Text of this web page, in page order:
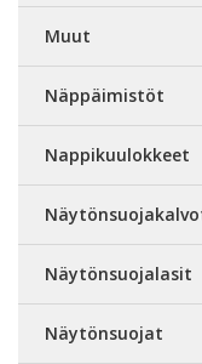
Muut
Näppäimistöt
Nappikuulokkeet
Näytönsuojalasit
Näytönsuojat